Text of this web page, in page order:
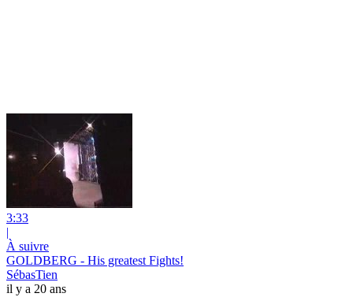
3:33
|
À suivre
GOLDBERG - His greatest Fights!
SébasTien
il y a 20 ans